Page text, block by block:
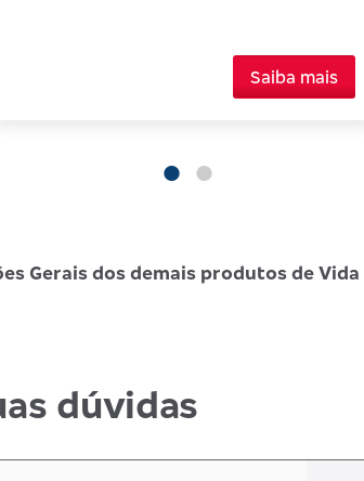
Saiba mais
Gerais dos demais produtos de Vida
dúvidas